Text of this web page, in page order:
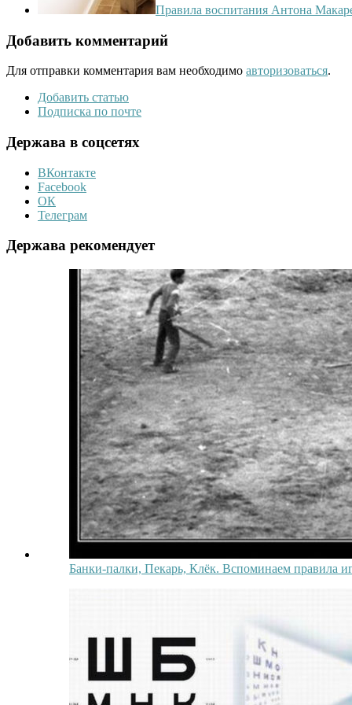
Правила воспитания Антона
Добавить комментарий
Для отправки комментария вам необходимо авторизоваться.
Добавить статью
Подписка по почте
Держава в соцсетях
ВКонтакте
Facebook
ОК
Телеграм
Держава рекомендует
Банки-палки, Пекарь, Клёк. Вспоминаем правила